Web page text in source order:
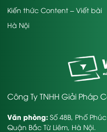
Kiến thức Content – Viết bài
Hà Nội
Công Ty TNHH Giải Pháp
Văn phòng: Số 48B, Phố
Quận Bắc Từ Liêm, Hà Nội.